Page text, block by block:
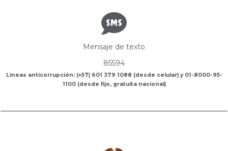
Mensaje de texto
85594
Líneas anticorrupción: (+57) 601 379 1088 (desde celular) y 01-8000-95-
1100 (desde fijo, gratuita nacional)